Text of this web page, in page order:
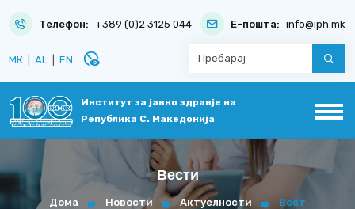
Телефон: +389 (0)2 3125 044 Е-пошта: info@iph.mk
МК AL EN disabled_visible
Институт за јавно здравје на
Република С. Македонија
Вести
Дома Новости Актуелности Вест